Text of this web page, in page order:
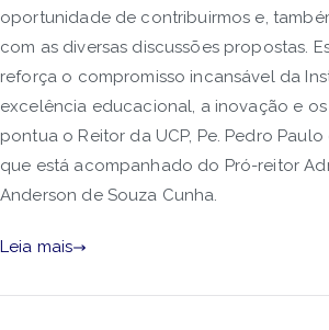
oportunidade de contribuirmos e,
com as diversas discussões propostas.
reforça o compromisso incansável da
excelência educacional, a inovação e os
pontua o Reitor da UCP, Pe. Pedro
que está acompanhado do Pró-reitor
Anderson de Souza Cunha.
Leia mais